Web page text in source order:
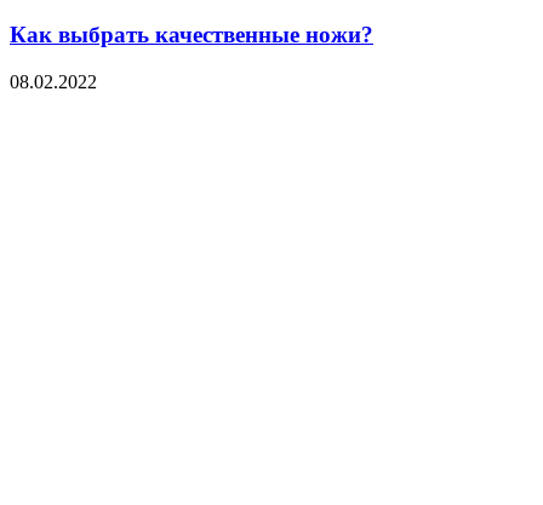
Как выбрать качественные ножи?
08.02.2022